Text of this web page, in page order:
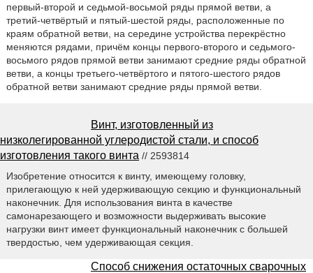
первый-второй и седьмой-восьмой ряды прямой ветви, а
третий-четвёртый и пятый-шестой ряды, расположенные по
краям обратной ветви, на середине устройства перекрёстно
меняются рядами, причём концы первого-второго и седьмого-
восьмого рядов прямой ветви занимают средние ряды обратной
ветви, а концы третьего-четвёртого и пятого-шестого рядов
обратной ветви занимают средние ряды прямой ветви.
Винт, изготовленный из
низколегированной углеродистой стали, и способ
изготовления такого винта // 2593814
Изобретение относится к винту, имеющему головку,
прилегающую к ней удерживающую секцию и функциональный
наконечник. Для использования винта в качестве
самонарезающего и возможности выдерживать высокие
нагрузки винт имеет функциональный наконечник с большей
твердостью, чем удерживающая секция.
Способ снижения остаточных сварочных